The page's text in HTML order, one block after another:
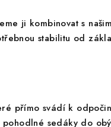
ji kombinovat s
stabilitu od
přímo svádí k
sedáky do